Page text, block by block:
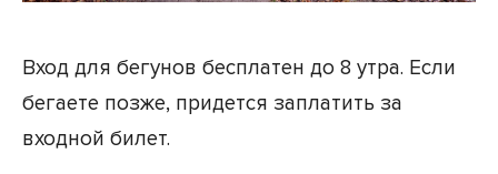
Вход для бегунов бесплатен до 8 утра. Если
бегаете позже, придется заплатить за
входной билет.